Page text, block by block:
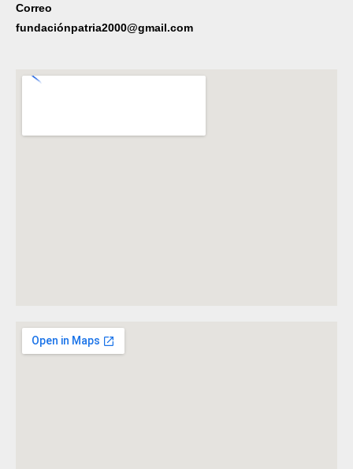
Correo
fundaciónpatria2000@gmail.com